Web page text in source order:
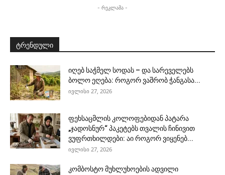
- რეკლამა -
ტრენდული
იღებ საჭმელ სოდას – და სარეველებს
ბოლო ეღება: როგორ ვაშრობ ჭანგასა...
ივლისი 27, 2026
ფეხსაცმლის კოლოფებიდან პატარა
„ჯადოსნურ“ პაკეტებს თვალის ჩინივით
ვუფრთხილდები: აი როგორ ვიყენებ...
ივლისი 27, 2026
კომბოსტო მუხლუხოების ადვილი